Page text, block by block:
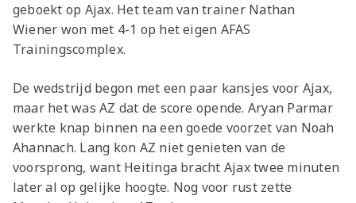
geboekt op Ajax. Het team van trainer Nathan
Wiener won met 4-1 op het eigen AFAS
Trainingscomplex.
De wedstrijd begon met een paar kansjes voor Ajax,
maar het was AZ dat de score opende. Aryan Parmar
werkte knap binnen na een goede voorzet van Noah
Ahannach. Lang kon AZ niet genieten van de
voorsprong, want Heitinga bracht Ajax twee minuten
later al op gelijke hoogte. Nog voor rust zette